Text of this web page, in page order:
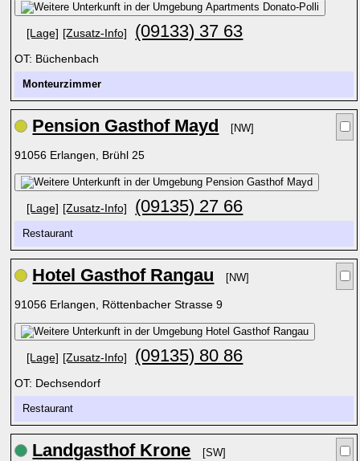
[Lage] [Zusatz-Info] (09133) 37 63
OT: Büchenbach
Monteurzimmer
Pension Gasthof Mayd [NW]
91056 Erlangen, Brühl 25
[Lage] [Zusatz-Info] (09135) 27 66
Restaurant
Hotel Gasthof Rangau [NW]
91056 Erlangen, Röttenbacher Strasse 9
[Lage] [Zusatz-Info] (09135) 80 86
OT: Dechsendorf
Restaurant
Landgasthof Krone [SW]